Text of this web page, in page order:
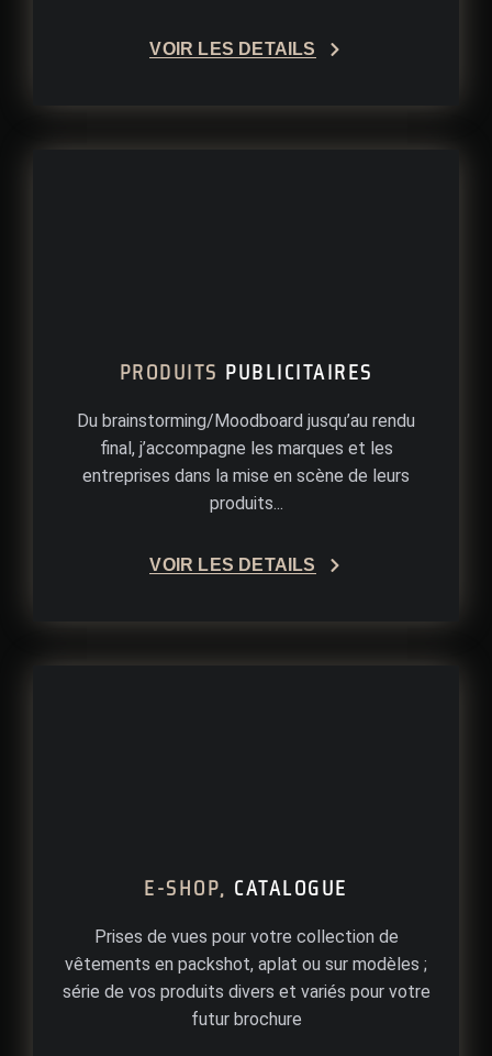
VOIR LES DÉTAILS
PRODUITS PUBLICITAIRES
Du brainstorming/Moodboard jusqu’au rendu
final, j’accompagne les marques et les
entreprises dans la mise en scène de leurs
produits...
VOIR LES DÉTAILS
E-SHOP, CATALOGUE
Prises de vues pour votre collection de
vêtements en packshot, aplat ou sur modèles ;
série de vos produits divers et variés pour votre
futur brochure